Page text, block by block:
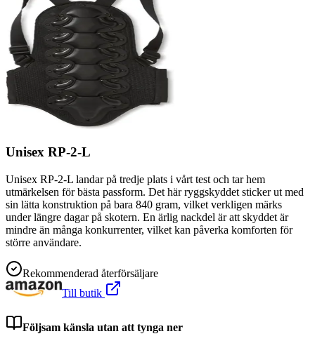
Unisex RP-2-L
Unisex RP-2-L landar på tredje plats i vårt test och tar hem
utmärkelsen för bästa passform. Det här ryggskyddet sticker ut med
sin lätta konstruktion på bara 840 gram, vilket verkligen märks
under längre dagar på skotern. En ärlig nackdel är att skyddet är
mindre än många konkurrenter, vilket kan påverka komforten för
större användare.
Rekommenderad återförsäljare
Till butik
Följsam känsla utan att tynga ner